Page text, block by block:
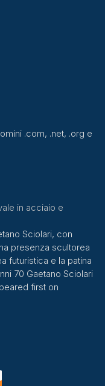
.com, .net, .org e
in acciaio e
Sciolari, con
presenza scultorea
futuristica e la patina
70 Gaetano Sciolari
first on